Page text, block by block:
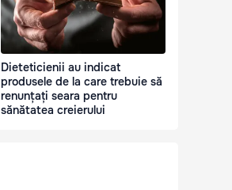
Dieteticienii au indicat
produsele de la care trebuie să
renunțați seara pentru
sănătatea creierului